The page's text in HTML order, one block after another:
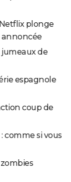
plonge
annoncée
jumeaux de
espagnole
coup de
comme si vous